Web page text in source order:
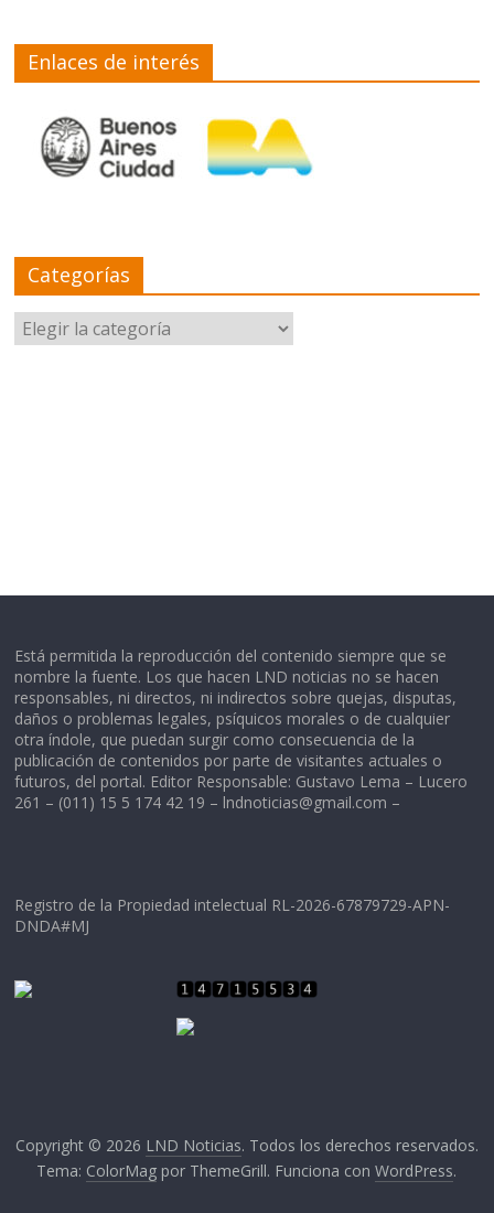
Enlaces de interés
Categorías
Categorías
Está permitida la reproducción del contenido siempre que se
nombre la fuente. Los que hacen LND noticias no se hacen
responsables, ni directos, ni indirectos sobre quejas, disputas,
daños o problemas legales, psíquicos morales o de cualquier
otra índole, que puedan surgir como consecuencia de la
publicación de contenidos por parte de visitantes actuales o
futuros, del portal. Editor Responsable: Gustavo Lema – Lucero
261 – (011) 15 5 174 42 19 – lndnoticias@gmail.com –
Registro de la Propiedad intelectual RL-2026-67879729-APN-
DNDA#MJ
Copyright © 2026 LND Noticias. Todos los derechos reservados.
Tema: ColorMag por ThemeGrill. Funciona conWordPress.